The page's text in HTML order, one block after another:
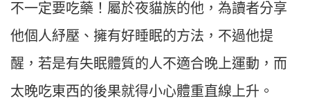
不一定要吃藥！屬於夜貓族的他，為讀者分享
他個人紓壓、擁有好睡眠的方法，不過他提
醒，若是有失眠體質的人不適合晚上運動，而
太晚吃東西的後果就得小心體重直線上升。